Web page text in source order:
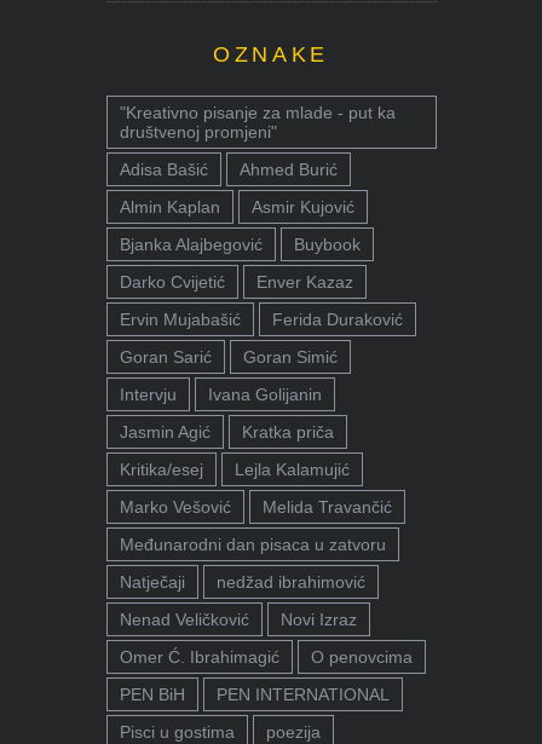
OZNAKE
"Kreativno pisanje za mlade - put ka
društvenoj promjeni"
Adisa Bašić
Ahmed Burić
Almin Kaplan
Asmir Kujović
Bjanka Alajbegović
Buybook
Darko Cvijetić
Enver Kazaz
Ervin Mujabašić
Ferida Duraković
Goran Sarić
Goran Simić
Intervju
Ivana Golijanin
Jasmin Agić
Kratka priča
Kritika/esej
Lejla Kalamujić
Marko Vešović
Melida Travančić
Međunarodni dan pisaca u zatvoru
Natječaji
nedžad ibrahimović
Nenad Veličković
Novi Izraz
Omer Ć. Ibrahimagić
O penovcima
PEN BiH
PEN INTERNATIONAL
Pisci u gostima
poezija